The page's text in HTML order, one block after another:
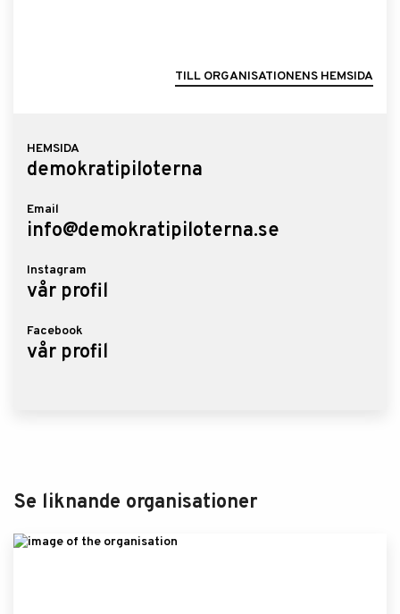
HEMSIDA
demokratipiloterna
Email
info@demokratipiloterna.se
Instagram
vår profil
Facebook
vår profil
TILL ORGANISATIONENS HEMSIDA
Se liknande organisationer